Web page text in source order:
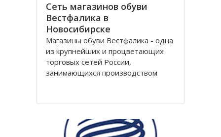
Сеть магазинов обуви
Вестфалика в
Новосибирске
Магазины обуви Вестфалика - одна
из крупнейших и процветающих
торговых сетей России,
занимающихся производством
является одним из представителей
Головной офис федеральной